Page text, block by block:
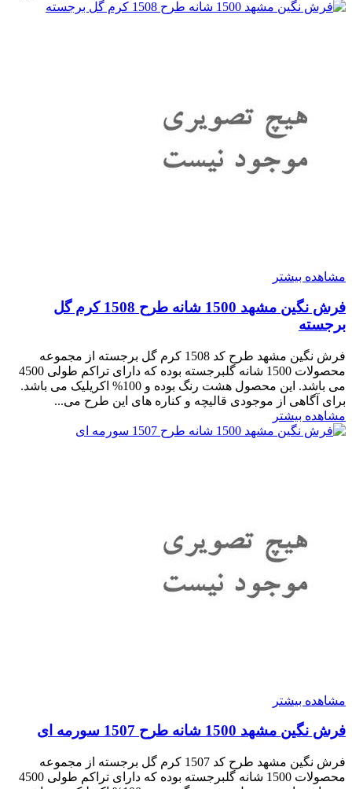
مشاهده بیشتر
فرش نگین مشهد 1500 شانه طرح 1508 کرم گل
برجسته
فرش نگین مشهد طرح کد 1508 کرم گل برجسته از مجموعه
محصولات 1500 شانه گلبرجسته بوده که دارای تراکم طولی 4500
می باشد. این محصول هشت رنگ بوده و 100% اکریلیک می باشد.
برای آگاهی از موجودی قالیچه و کناره های این طرح می...
مشاهده بیشتر
مشاهده بیشتر
فرش نگین مشهد 1500 شانه طرح 1507 سورمه ای
فرش نگین مشهد طرح کد 1507 کرم گل برجسته از مجموعه
محصولات 1500 شانه گلبرجسته بوده که دارای تراکم طولی 4500